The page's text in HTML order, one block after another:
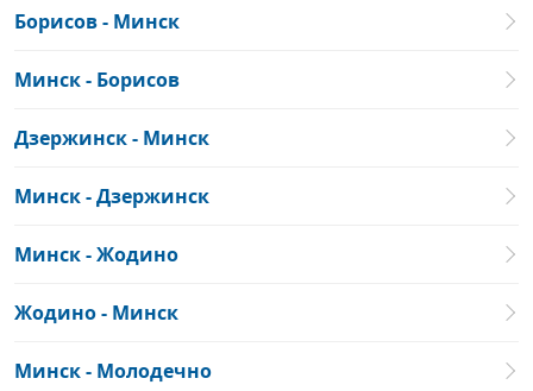
Борисов - Минск
Минск - Борисов
Дзержинск - Минск
Минск - Дзержинск
Минск - Жодино
Жодино - Минск
Минск - Молодечно